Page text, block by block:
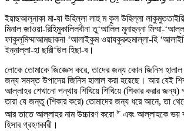
ইয়াছআলূনাকা মা-যা উহিল্লা লাহু ম কুল উহিল্লা
মিনাল জাওয়া-রিহিমুকালিলবীনা তু‘আলিল মূনাহুন্না মিম্মা-
ফাকুলূমিম্মাআমছাকনা ‘আলাইকুম ওয়াযকুরুছমাল্লা-হি
ইন্নাল্লা-হা ছারী‘উল হিছা-ব।
লোকে তোমাকে জিজ্ঞেস করে, তাদের জন্য কোন জিনিস
জন্য সমস্ত উপাদেয় জিনিস হালাল করা হয়েছে। আর যেই
আল্লাহর শেখানো পন্থায় শিখিয়ে শিখিয়ে (শিকার করার জন্য)
তারা যে জন্তু (শিকার করে) তোমাদের জন্য ধরে আনে, তা
আর তাতে আল্লাহর নাম উচ্চারণ করো ৮ এবং আল্লাহকে
হিসাব গ্রহণকারী।